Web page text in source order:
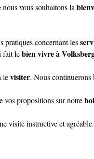
nous vous souhaitons la
pratiques concernant les
fait lebien vivre à
levisiter. Nous continuerons
vos propositions sur notre
visite instructive et